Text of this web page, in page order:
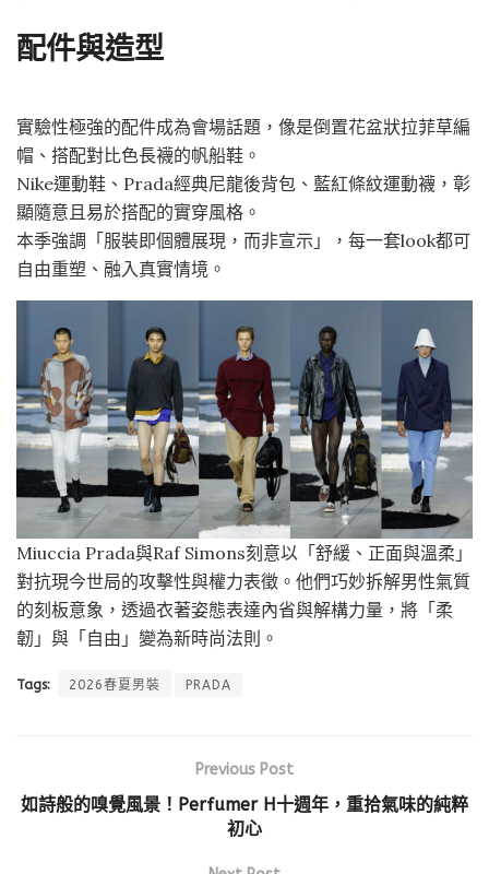
配件與造型
實驗性極強的配件成為會場話題，像是倒置花盆狀拉菲草編
帽、搭配對比色長襪的帆船鞋。
Nike運動鞋、Prada經典尼龍後背包、藍紅條紋運動襪，彰
顯隨意且易於搭配的實穿風格。
本季強調「服裝即個體展現，而非宣示」，每一套look都可
自由重塑、融入真實情境。
Miuccia Prada與Raf Simons刻意以「舒緩、正面與溫柔」
對抗現今世局的攻擊性與權力表徵。他們巧妙拆解男性氣質
的刻板意象，透過衣著姿態表達內省與解構力量，將「柔
韌」與「自由」變為新時尚法則。
Tags: 2026春夏男裝 PRADA
Previous Post
如詩般的嗅覺風景！Perfumer H十週年，重拾氣味的純粹
初心